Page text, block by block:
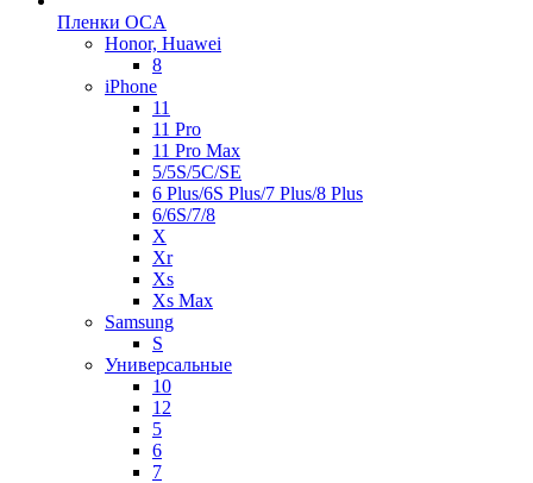
Пленки OCA
Honor, Huawei
8
iPhone
11
11 Pro
11 Pro Max
5/5S/5C/SE
6 Plus/6S Plus/7 Plus/8 Plus
6/6S/7/8
X
Xr
Xs
Xs Max
Samsung
S
Универсальные
10
12
5
6
7